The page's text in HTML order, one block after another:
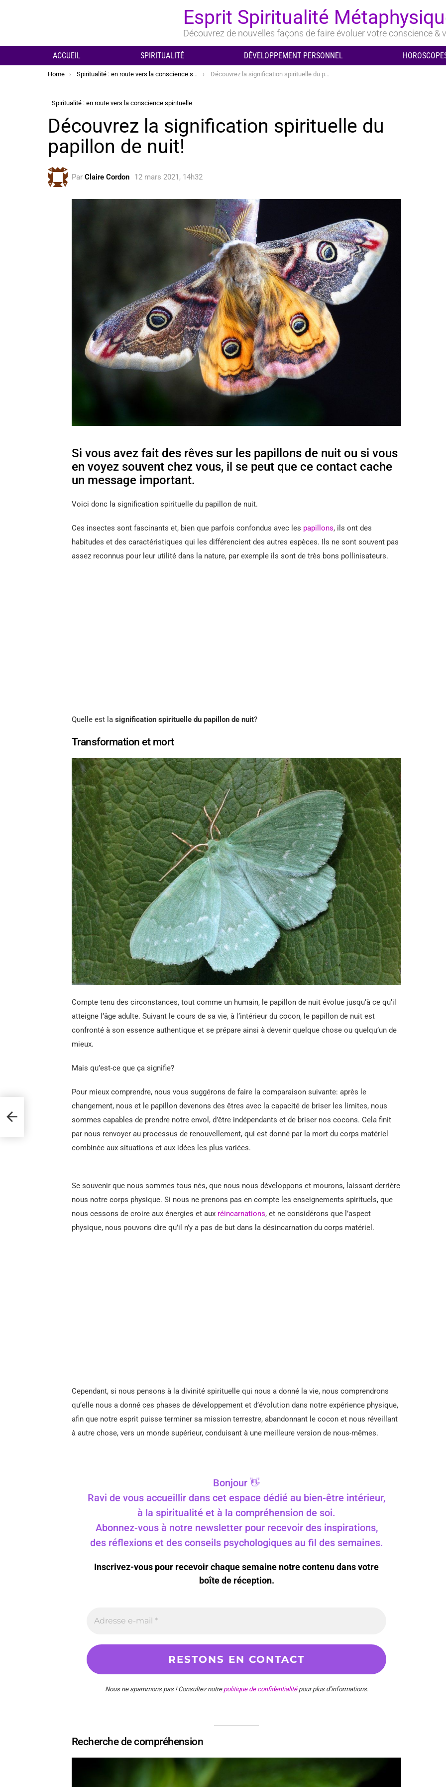
Esprit Spiritualité
Découvrez de nouvelles façons de faire évoluer votre conscience &
ACCUEIL SPIRITUALITÉ DÉVELOPPEMENT PERSONNEL
You are here:
Home Spiritualité : en route vers la conscience spirituelle Découvrez la signification spirituelle du papillon de nuit!
Spiritualité : en route vers la conscience spirituelle
Découvrez la signification spirituelle du
papillon de nuit!
Par Claire Cordon 12 mars 2021, 14h32
Si vous avez fait des rêves sur les papillons de nuit ou si vous
en voyez souvent chez vous, il se peut que ce contact cache
un message important.
Voici donc la signification spirituelle du papillon de nuit.
Ces insectes sont fascinants et, bien que parfois confondus avec les papillons, ils ont des
habitudes et des caractéristiques qui les différencient des autres espèces. Ils ne sont souvent pas
assez reconnus pour leur utilité dans la nature, par exemple ils sont de très bons pollinisateurs.
Quelle est la signification spirituelle du papillon de nuit?
Transformation et mort
Compte tenu des circonstances, tout comme un humain, le papillon de nuit évolue jusqu’à ce qu’il
atteigne l’âge adulte. Suivant le cours de sa vie, à l’intérieur du cocon, le papillon de nuit est
confronté à son essence authentique et se prépare ainsi à devenir quelque chose ou quelqu’un de
mieux.
Mais qu’est-ce que ça signifie?
Pour mieux comprendre, nous vous suggérons de faire la comparaison suivante: après le
changement, nous et le papillon devenons des êtres avec la capacité de briser les limites, nous
sommes capables de prendre notre envol, d’être indépendants et de briser nos cocons. Cela finit
par nous renvoyer au processus de renouvellement, qui est donné par la mort du corps matériel
combinée aux situations et aux idées les plus variées.
Se souvenir que nous sommes tous nés, que nous nous développons et mourons, laissant derrière
nous notre corps physique. Si nous ne prenons pas en compte les enseignements spirituels, que
nous cessons de croire aux énergies et aux réincarnations, et ne considérons que l’aspect
physique, nous pouvons dire qu’il n’y a pas de but dans la désincarnation du corps matériel.
Cependant, si nous pensons à la divinité spirituelle qui nous a donné la vie, nous comprendrons
qu’elle nous a donné ces phases de développement et d’évolution dans notre expérience physique,
afin que notre esprit puisse terminer sa mission terrestre, abandonnant le cocon et nous réveillant
à autre chose, vers un monde supérieur, conduisant à une meilleure version de nous-mêmes.
Bonjour 👋
Ravi de vous accueillir dans cet espace dédié au bien-être intérieur,
à la spiritualité et à la compréhension de soi.
Abonnez-vous à notre newsletter pour recevoir des inspirations,
des réflexions et des conseils psychologiques au fil des semaines.
Inscrivez-vous pour recevoir chaque semaine notre contenu dans votre
boîte de réception.
Nous ne spammons pas ! Consultez notre politique de confidentialitépour plus d’informations.
Recherche de compréhension
de